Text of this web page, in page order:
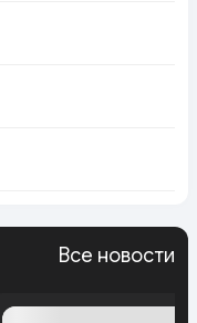
Все новости